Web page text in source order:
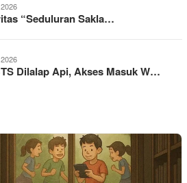
“Seduluran Sakla…
Dilalap Api, Akses Masuk W…